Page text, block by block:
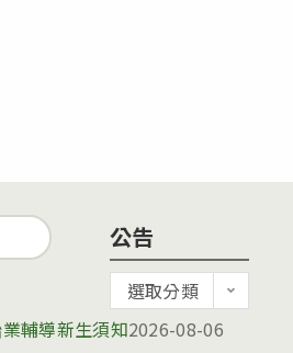
公告
告
選取分類
輔導新生須知2026-08-06